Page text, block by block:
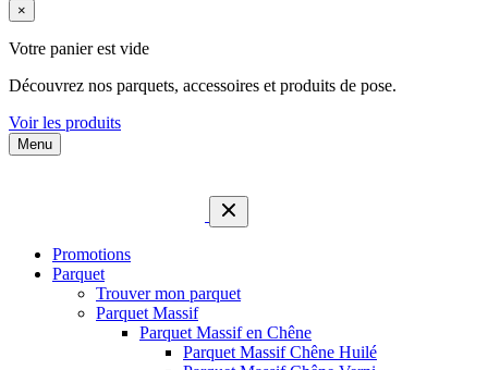
×
Votre panier est vide
Découvrez nos parquets, accessoires et produits de pose.
Voir les produits
Menu
Promotions
Parquet
Trouver mon parquet
Parquet Massif
Parquet Massif en Chêne
Parquet Massif Chêne Huilé